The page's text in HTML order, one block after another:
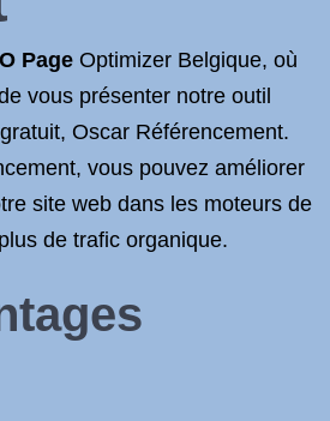
Page Optimizer Belgique, où
vous présenter notre outil
gratuit, Oscar Référencement.
vous pouvez améliorer
site web dans les moteurs de
de trafic organique.